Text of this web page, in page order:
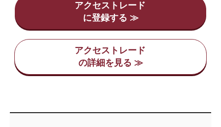
アクセストレード
アクセストレード